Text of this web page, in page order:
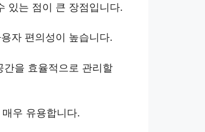
있는 점이 큰 장점입니다.
자 편의성이 높습니다.
을 효율적으로 관리할
우 유용합니다.